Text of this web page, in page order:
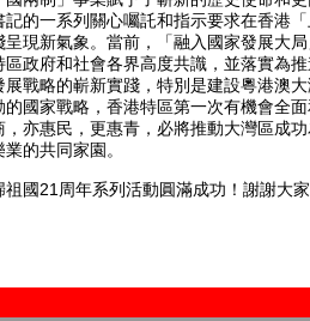
的一系列關心囑託和指示要求在香港「
現新氣象。當前，「融入國家發展大
政府和社會各界高度共識，並落實為
戰略的嶄新實踐，特別是建設粵港澳
國家戰略，香港特區第一次有機會全
亦惠民，更惠青，必將推動大灣區成
的共同家園。
21周年系列活動圓滿成功！謝謝大家